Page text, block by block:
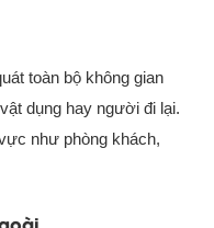
toàn bộ không gian
dụng hay người đi lại.
như phòng khách,